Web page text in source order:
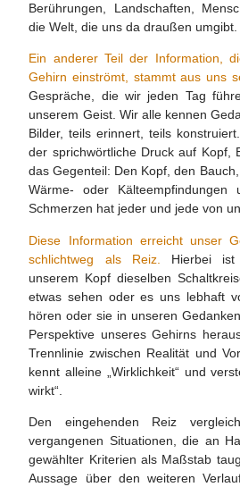
Berührungen, Landschaften,
die Welt, die uns da draußen umgibt.
Ein anderer Teil der Information,
Gehirn einströmt, stammt aus uns
Gespräche, die wir jeden Tag
unserem Geist. Wir alle kennen
Bilder, teils erinnert, teils
der sprichwörtliche Druck auf Kopf,
das Gegenteil: Den Kopf, den
Wärme- oder Kälteempfindungen
Schmerzen hat jeder und jede von
Diese Information erreicht unser
schlichtweg als Reiz.
Hierbei ist
unserem Kopf dieselben
etwas sehen oder es uns lebhaft
hören oder sie in unseren
Perspektive unseres Gehirns
Trennlinie zwischen Realität und
kennt alleine „Wirklichkeit“ und
wirkt“.
Den eingehenden Reiz
vergangenen Situationen, die an
gewählter Kriterien als Maßstab
Aussage über den weiteren